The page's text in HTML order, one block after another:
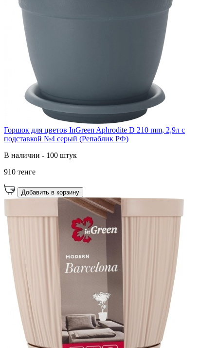
Горшок для цветов InGreen Aphrodite D 210 mm, 2,9л с
подставкой №4 серый (Репаблик РФ)
В наличии - 100 штук
910 тенге
Добавить в корзину